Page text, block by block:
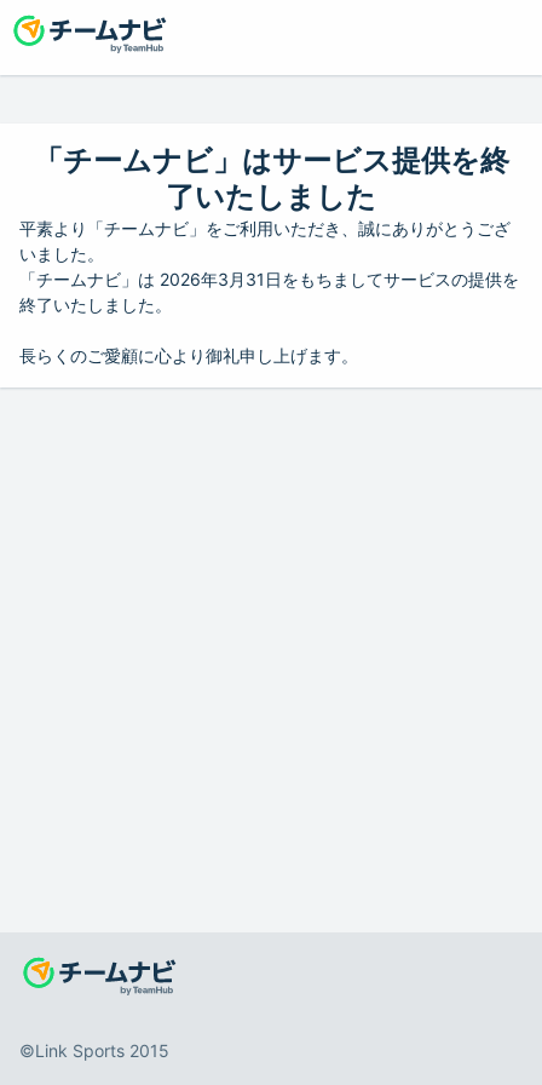
「チームナビ」はサービス提供を終
了いたしました
平素より「チームナビ」をご利用いただき、誠にありがとうござ
いました。
「チームナビ」は 2026年3月31日をもちましてサービスの提供を
終了いたしました。
長らくのご愛顧に心より御礼申し上げます。
©️Link Sports 2015